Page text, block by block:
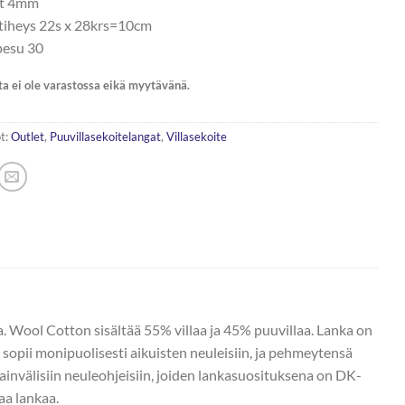
22s x 28krs=10cm
30
ei ole varastossa eikä myytävänä.
Outlet, Puuvillasekoitelangat, Villasekoite
Cotton sisältää 55% villaa ja 45% puuvillaa. Lanka on
monipuolisesti aikuisten neuleisiin, ja pehmeytensä
neuleohjeisiin, joiden lankasuosituksena on DK-
lankaa.